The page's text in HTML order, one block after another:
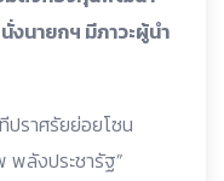
งนายกฯ มีภาวะผู้นำ
ราศรัยย่อยโซน
พลังประชารัฐ”